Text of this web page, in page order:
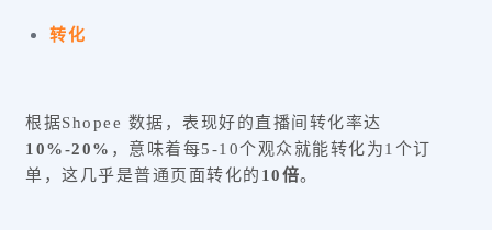
转化
根据Shopee 数据，表现好的直播间转化率达
10%-20% ，意味着每5-10个观众就能转化为1个订
单，这几乎是普通页面转化的 10倍。